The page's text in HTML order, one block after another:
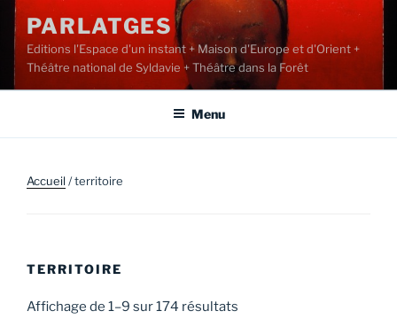
Aller
contenu
principal
PARLATGES
Editions l'Espace d'un instant + Maison d'Europe et d'Orient +
Théâtre national de Syldavie + Théâtre dans la Forêt
Menu
Accueil/ territoire
TERRITOIRE
Affichage de 1–9 sur 174 résultats